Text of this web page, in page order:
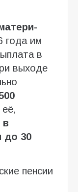
года им
в
выходе
в
до 30
пенсии